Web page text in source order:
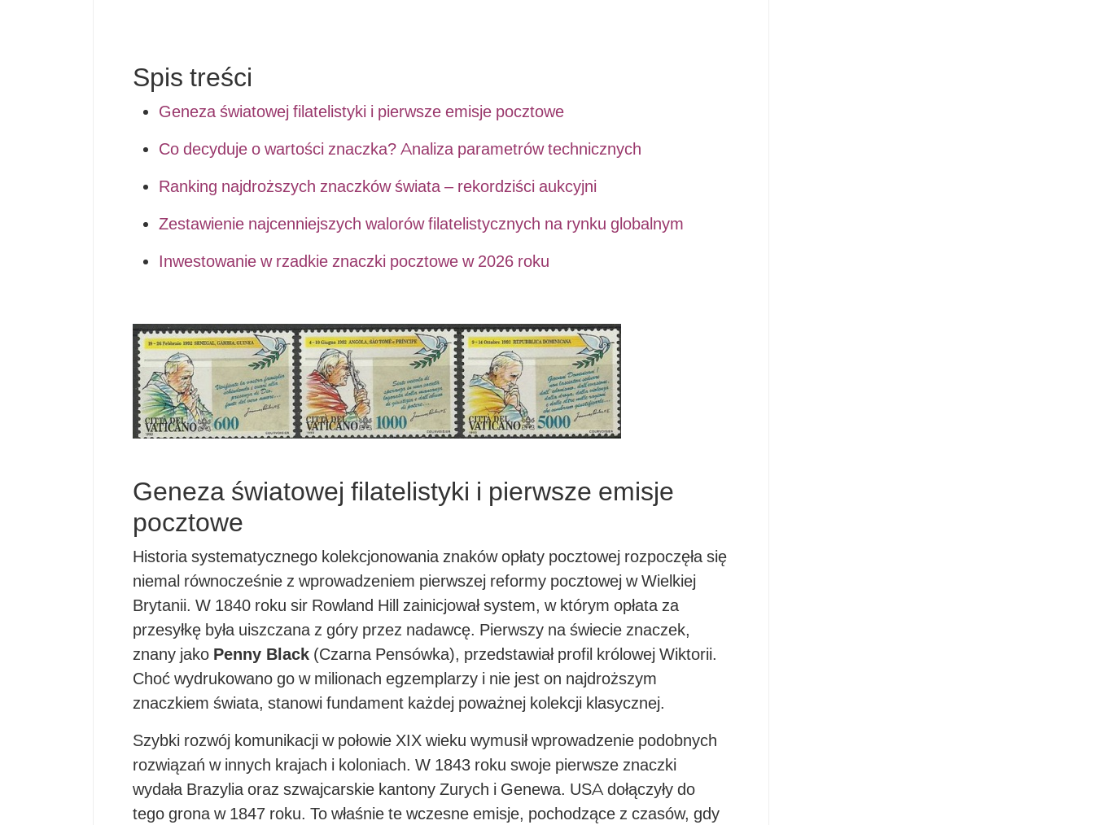
Spis treści
Geneza światowej filatelistyki i pierwsze emisje pocztowe
Co decyduje o wartości znaczka? Analiza parametrów technicznych
Ranking najdroższych znaczków świata – rekordziści aukcyjni
Zestawienie najcenniejszych walorów filatelistycznych na rynku globalnym
Inwestowanie w rzadkie znaczki pocztowe w 2026 roku
Geneza światowej filatelistyki i pierwsze emisje
pocztowe
Historia systematycznego kolekcjonowania znaków opłaty pocztowej rozpoczęła się
niemal równocześnie z wprowadzeniem pierwszej reformy pocztowej w Wielkiej
Brytanii. W 1840 roku sir Rowland Hill zainicjował system, w którym opłata za
przesyłkę była uiszczana z góry przez nadawcę. Pierwszy na świecie znaczek,
znany jako Penny Black (Czarna Pensówka), przedstawiał profil królowej Wiktorii.
Choć wydrukowano go w milionach egzemplarzy i nie jest on najdroższym
znaczkiem świata, stanowi fundament każdej poważnej kolekcji klasycznej.
Szybki rozwój komunikacji w połowie XIX wieku wymusił wprowadzenie podobnych
rozwiązań w innych krajach i koloniach. W 1843 roku swoje pierwsze znaczki
wydała Brazylia oraz szwajcarskie kantony Zurych i Genewa. USA dołączyły do
tego grona w 1847 roku. To właśnie te wczesne emisje, pochodzące z czasów, gdy